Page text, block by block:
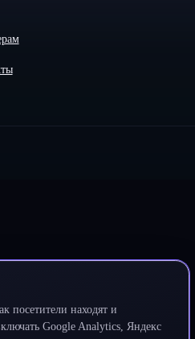
посетители находят и
Google Analytics, Яндекс